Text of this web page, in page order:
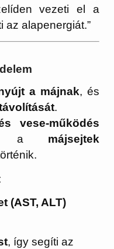
vezeti el a
az alapenergiát.”
a májnak, és
.
vese-működés
a májsejtek
(AST, ALT)
, így segíti az